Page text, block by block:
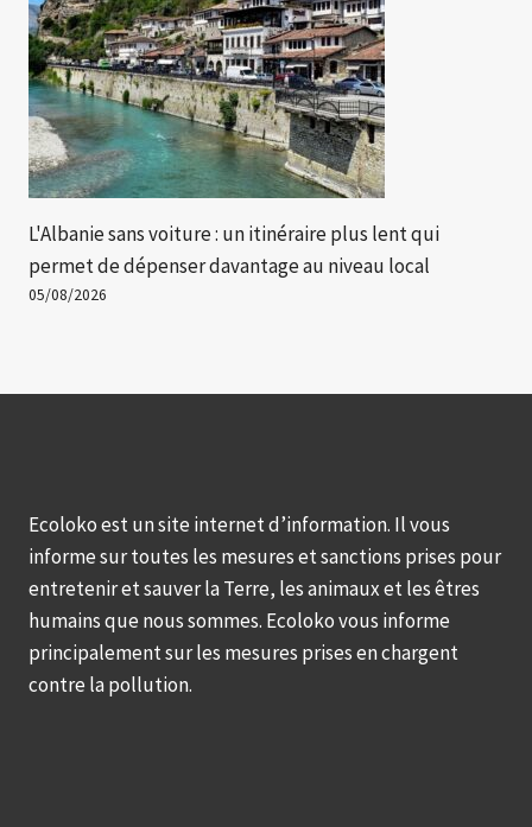
L'Albanie sans voiture : un itinéraire plus lent qui
permet de dépenser davantage au niveau local
05/08/2026
Ecoloko est un site internet d’information. Il vous
informe sur toutes les mesures et sanctions prises pour
entretenir et sauver la Terre, les animaux et les êtres
humains que nous sommes. Ecoloko vous informe
principalement sur les mesures prises en chargent
contre la pollution.